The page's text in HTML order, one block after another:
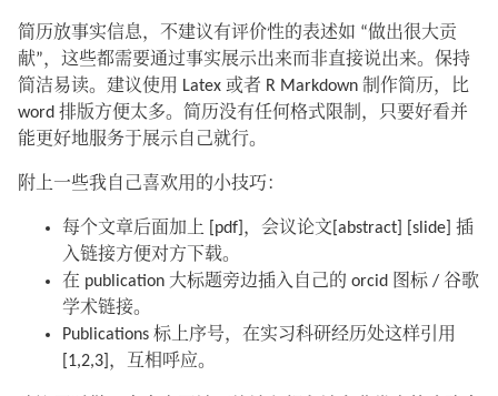
简历放事实信息，不建议有评价性的表述如 “做出很大贡
献”，这些都需要通过事实展示出来而非直接说出来。保持
简洁易读。建议使用 Latex 或者 R Markdown 制作简历，比
word 排版方便太多。简历没有任何格式限制，只要好看并
能更好地服务于展示自己就行。
附上一些我自己喜欢用的小技巧：
每个文章后面加上 [pdf]，会议论文[abstract] [slide] 插
入链接方便对方下载。
在 publication 大标题旁边插入自己的 orcid 图标 / 谷歌
学术链接。
Publications 标上序号，在实习科研经历处这样引用
[1,2,3]，互相呼应。